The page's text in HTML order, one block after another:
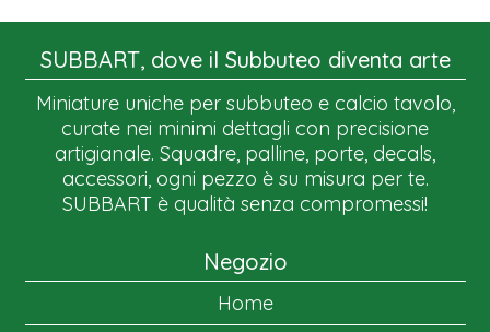
SUBBART, dove il Subbuteo diventa arte
Miniature uniche per subbuteo e calcio tavolo,
curate nei minimi dettagli con precisione
artigianale. Squadre, palline, porte, decals,
accessori, ogni pezzo è su misura per te.
SUBBART è qualità senza compromessi!
Negozio
Home